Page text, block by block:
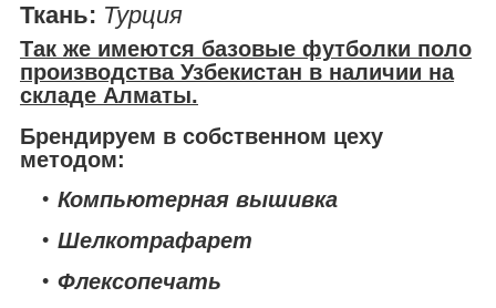
Ткань: Турция
Так же имеются базовые футболки поло
производства Узбекистан в наличии на
складе Алматы.
Брендируем в собственном цеху
методом:
Компьютерная вышивка
Шелкотрафарет
Флексопечать